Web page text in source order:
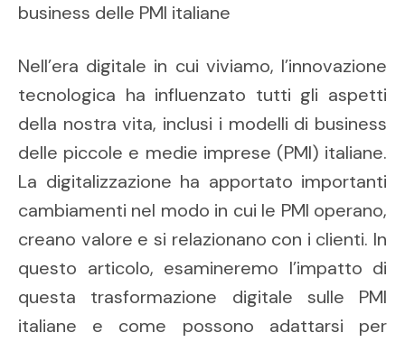
business delle PMI italiane
Nell’era digitale in cui viviamo, l’innovazione
tecnologica ha influenzato tutti gli aspetti
della nostra vita, inclusi i modelli di business
delle piccole e medie imprese (PMI) italiane.
La digitalizzazione ha apportato importanti
cambiamenti nel modo in cui le PMI operano,
creano valore e si relazionano con i clienti. In
questo articolo, esamineremo l’impatto di
questa trasformazione digitale sulle PMI
italiane e come possono adattarsi per